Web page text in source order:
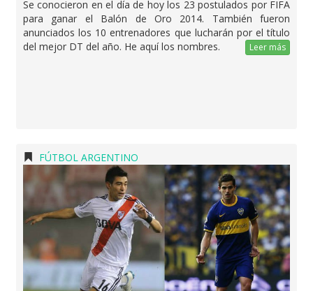
Se conocieron en el día de hoy los 23 postulados por FIFA
para ganar el Balón de Oro 2014. También fueron
anunciados los 10 entrenadores que lucharán por el título
del mejor DT del año. He aquí los nombres.
Leer más
FÚTBOL ARGENTINO